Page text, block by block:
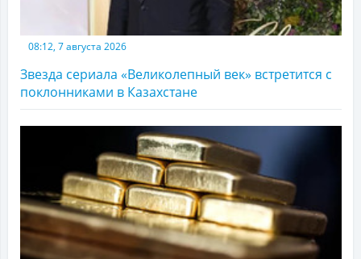
08:12, 7 августа 2026
Звезда сериала «Великолепный век» встретится с
поклонниками в Казахстане